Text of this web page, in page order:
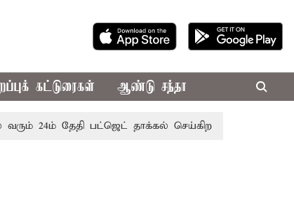
கட்டுரைகள் ஆண்டு சந்தா
தேதி பட்ஜெட் தாக்கல் செய்கிறார் முதல்-அமைச்சர்